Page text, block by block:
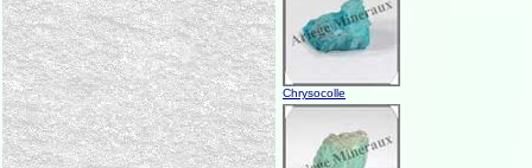
Chrysocolle